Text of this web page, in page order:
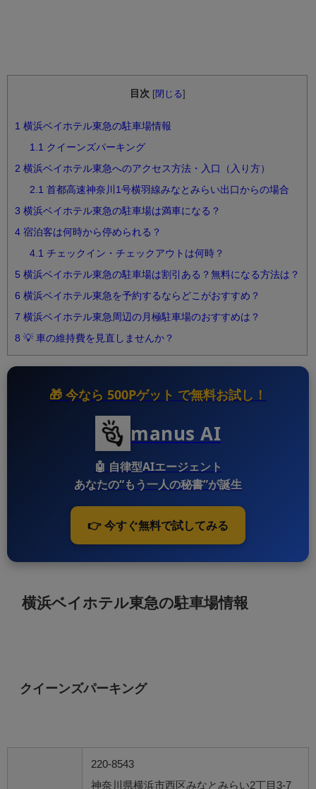
目次 閉じる
1 横浜ベイホテル東急の駐車場情報
1.1 クイーンズパーキング
2 横浜ベイホテル東急へのアクセス方法・入口（入り方）
2.1 首都高速神奈川1号横羽線みなとみらい出口からの場合
3 横浜ベイホテル東急の駐車場は満車になる？
4 宿泊客は何時から停められる？
4.1 チェックイン・チェックアウトは何時？
5 横浜ベイホテル東急の駐車場は割引ある？無料になる方法は？
6 横浜ベイホテル東急を予約するならどこがおすすめ？
7 横浜ベイホテル東急周辺の月極駐車場のおすすめは？
8 💡 車の維持費を見直しませんか？
🎁 今なら 500Pゲット で無料お試し！
manus AI
🤖 自律型AIエージェント
あなたの“もう一人の秘書”が誕生
👉 今すぐ無料で試してみる
横浜ベイホテル東急の駐車場情報
クイーンズパーキング
220-8543
神奈川県横浜市西区みなとみらい2丁目3-7